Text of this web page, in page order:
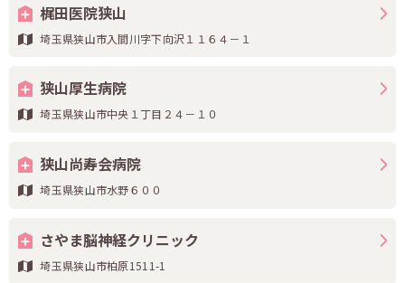
梶田医院狭山
埼玉県狭山市入間川字下向沢１１６４－１
狭山厚生病院
埼玉県狭山市中央１丁目２４－１０
狭山尚寿会病院
埼玉県狭山市水野６００
さやま脳神経クリニック
埼玉県狭山市柏原1511-1